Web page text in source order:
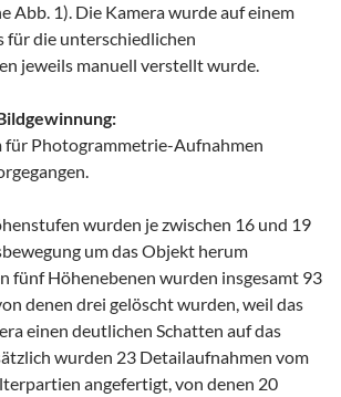
Abb. 1). Die Kamera wurde auf einem
für die unterschiedlichen
jeweils manuell verstellt wurde.
für Photogrammetrie-Aufnahmen
wurden je zwischen 16 und 19
um das Objekt herum
fünf Höhenebenen wurden insgesamt 93
denen drei gelöscht wurden, weil das
einen deutlichen Schatten auf das
wurden 23 Detailaufnahmen vom
angefertigt, von denen 20